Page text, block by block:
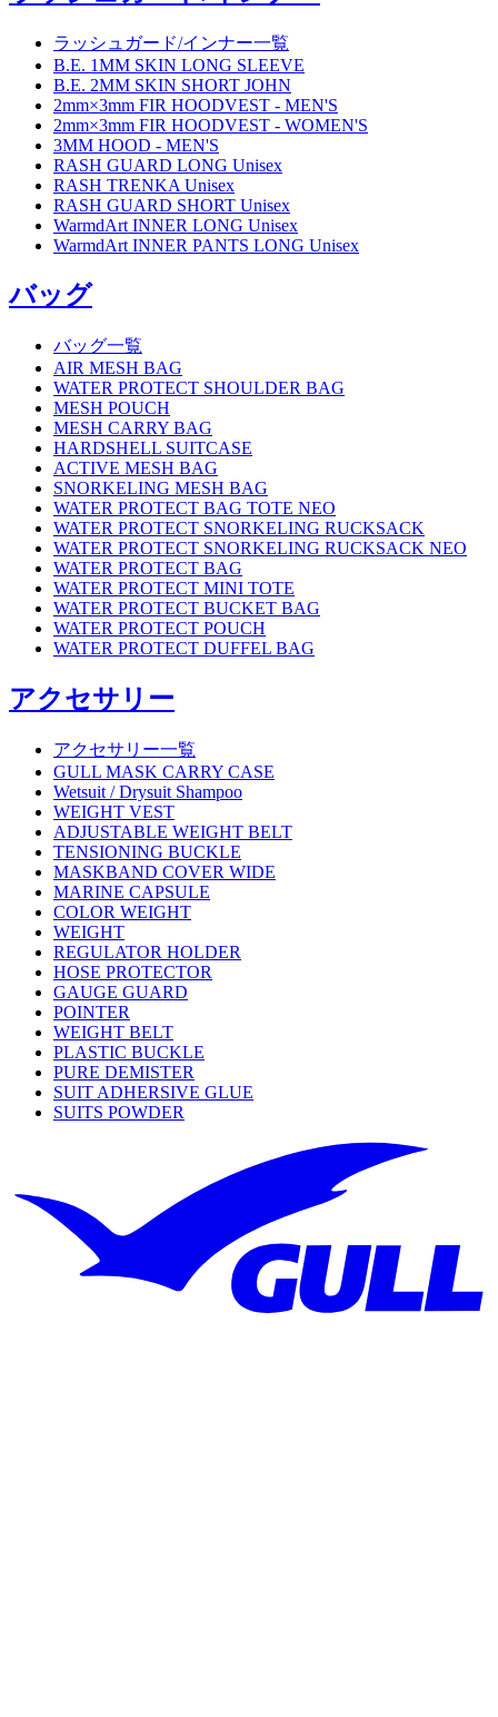
ラッシュガード/インナー一覧
B.E. 1MM SKIN LONG SLEEVE
B.E. 2MM SKIN SHORT JOHN
2mm×3mm FIR HOODVEST - MEN'S
2mm×3mm FIR HOODVEST - WOMEN'S
3MM HOOD - MEN'S
RASH GUARD LONG Unisex
RASH TRENKA Unisex
RASH GUARD SHORT Unisex
WarmdArt INNER LONG Unisex
WarmdArt INNER PANTS LONG Unisex
バッグ
バッグ一覧
AIR MESH BAG
WATER PROTECT SHOULDER BAG
MESH POUCH
MESH CARRY BAG
HARDSHELL SUITCASE
ACTIVE MESH BAG
SNORKELING MESH BAG
WATER PROTECT BAG TOTE NEO
WATER PROTECT SNORKELING RUCKSACK
WATER PROTECT SNORKELING RUCKSACK NEO
WATER PROTECT BAG
WATER PROTECT MINI TOTE
WATER PROTECT BUCKET BAG
WATER PROTECT POUCH
WATER PROTECT DUFFEL BAG
アクセサリー
アクセサリー一覧
GULL MASK CARRY CASE
Wetsuit / Drysuit Shampoo
WEIGHT VEST
ADJUSTABLE WEIGHT BELT
TENSIONING BUCKLE
MASKBAND COVER WIDE
MARINE CAPSULE
COLOR WEIGHT
WEIGHT
REGULATOR HOLDER
HOSE PROTECTOR
GAUGE GUARD
POINTER
WEIGHT BELT
PLASTIC BUCKLE
PURE DEMISTER
SUIT ADHERSIVE GLUE
SUITS POWDER